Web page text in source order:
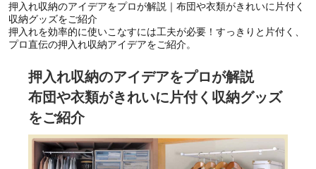
押入れ収納のアイデアをプロが解説｜布団や衣類がきれいに片付く
収納グッズをご紹介
押入れを効率的に使いこなすには工夫が必要！すっきりと片付く、
プロ直伝の押入れ収納アイデアをご紹介。
押入れ収納のアイデアをプロが解説
布団や衣類がきれいに片付く収納グッズ
をご紹介